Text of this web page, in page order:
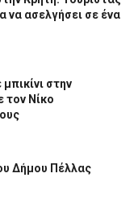
να ασελγήσει σε ένα
στην
τον Νίκο
Δήμου Πέλλας